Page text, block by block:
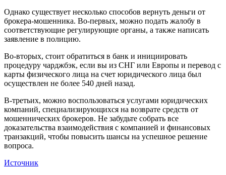
Однако существует несколько способов вернуть деньги от
брокера-мошенника. Во-первых, можно подать жалобу в
соответствующие регулирующие органы, а также написать
заявление в полицию.
Во-вторых, стоит обратиться в банк и инициировать
процедуру чарджбэк, если вы из СНГ или Европы и перевод с
карты физического лица на счет юридического лица был
осуществлен не более 540 дней назад.
В-третьих, можно воспользоваться услугами юридических
компаний, специализирующихся на возврате средств от
мошеннических брокеров. Не забудьте собрать все
доказательства взаимодействия с компанией и финансовых
транзакций, чтобы повысить шансы на успешное решение
вопроса.
Источник